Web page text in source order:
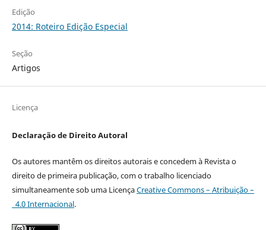
Edição
2014: Roteiro Edição Especial
Seção
Artigos
Licença
Declaração de Direito Autoral
Os autores mantêm os direitos autorais e concedem à Revista o
direito de primeira publicação, com o trabalho licenciado
simultaneamente sob uma LicençaCreative Commons – Atribuição –
4.0 Internacional.